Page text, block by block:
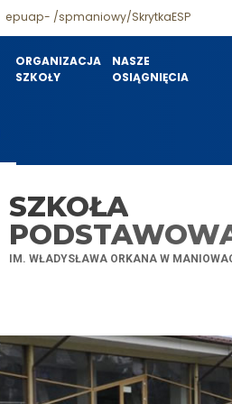
epuap- /spmaniowy/SkrytkaESP
ORGANIZACJA
SZKOŁY
NASZE
OSIĄGNIĘCIA
SZKOŁA
IM. WŁADYSŁAWA ORKANA W